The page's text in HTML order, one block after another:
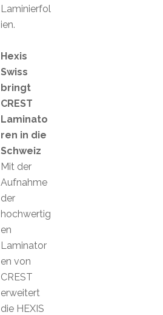
Laminierfol
ien.
Hexis
Swiss
bringt
CREST
Laminato
ren in die
Schweiz
Mit der
Aufnahme
der
hochwertig
en
Laminator
en von
CREST
erweitert
die HEXIS